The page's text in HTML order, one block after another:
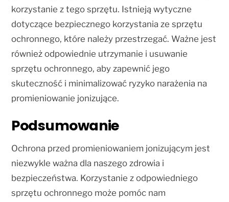
korzystanie z tego sprzętu. Istnieją wytyczne
dotyczące bezpiecznego korzystania ze sprzętu
ochronnego, które należy przestrzegać. Ważne jest
również odpowiednie utrzymanie i usuwanie
sprzętu ochronnego, aby zapewnić jego
skuteczność i minimalizować ryzyko narażenia na
promieniowanie jonizujące.
Podsumowanie
Ochrona przed promieniowaniem jonizującym jest
niezwykle ważna dla naszego zdrowia i
bezpieczeństwa. Korzystanie z odpowiedniego
sprzętu ochronnego może pomóc nam